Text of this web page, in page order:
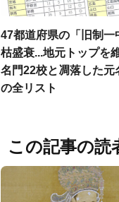
47都道府県の「旧制一
枯盛衰...地元トップを
名門22校と凋落した元
の全リスト
この記事の読